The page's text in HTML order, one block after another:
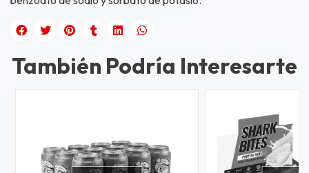
También Podría Interesarte